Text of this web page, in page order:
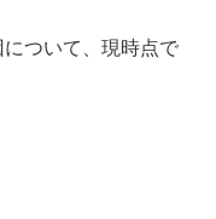
ついて、現時点で